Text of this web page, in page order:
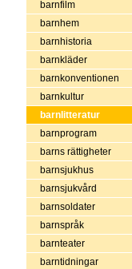
barnfilm
barnhem
barnhistoria
barnkläder
barnkonventionen
barnkultur
barnlitteratur
barnprogram
barns rättigheter
barnsjukhus
barnsjukvård
barnsoldater
barnspråk
barnteater
barntidningar